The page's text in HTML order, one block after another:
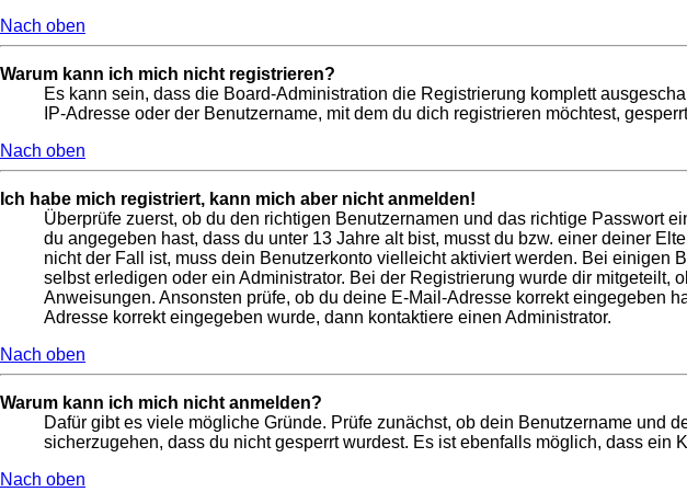
Nach oben
Warum kann ich mich nicht registrieren?
Es kann sein, dass die Board-Administration die Registrierung komplett
IP-Adresse oder der Benutzername, mit dem du dich registrieren möchtest,
Nach oben
Ich habe mich registriert, kann mich aber nicht anmelden!
Überprüfe zuerst, ob du den richtigen Benutzernamen und das richtige Passwort
du angegeben hast, dass du unter 13 Jahre alt bist, musst du bzw. einer deiner
nicht der Fall ist, muss dein Benutzerkonto vielleicht aktiviert werden. Bei
selbst erledigen oder ein Administrator. Bei der Registrierung wurde dir
Anweisungen. Ansonsten prüfe, ob du deine E-Mail-Adresse korrekt eingegeben
Adresse korrekt eingegeben wurde, dann kontaktiere einen Administrator.
Nach oben
Warum kann ich mich nicht anmelden?
Dafür gibt es viele mögliche Gründe. Prüfe zunächst, ob dein Benutzername und
sicherzugehen, dass du nicht gesperrt wurdest. Es ist ebenfalls möglich, dass
Nach oben